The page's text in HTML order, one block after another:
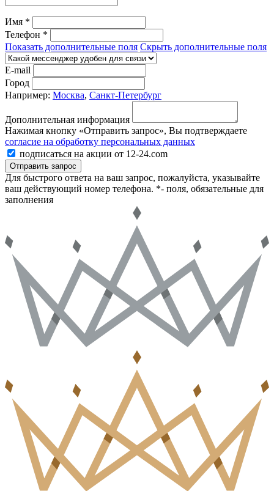
Имя *
Телефон *
Показать дополнительные поля Скрыть дополнительные поля
E-mail
Город
Например: Москва, Санкт-Петербург
Дополнительная информация
Нажимая кнопку «Отправить запрос», Вы подтверждаете
согласие на обработку персональных данных
подписаться на акции от 12-24.com
Отправить запрос
Для быстрого ответа на ваш запрос, пожалуйста, указывайте
ваш действующий номер телефона. *- поля, обязательные для
заполнения